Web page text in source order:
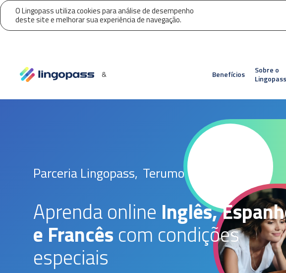
O Lingopass utiliza cookies para análise de desempenho
deste site e melhorar sua experiência de navegação.
& Benefícios
Sobre o
Lingopass
Parceria Lingopass, Terumo
Aprenda online Inglês,
e Francêscom condições
especiais